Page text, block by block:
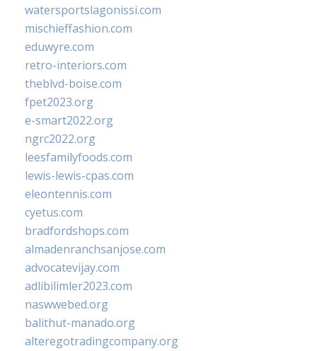
watersportslagonissi.com
mischieffashion.com
eduwyre.com
retro-interiors.com
theblvd-boise.com
fpet2023.org
e-smart2022.org
ngrc2022.org
leesfamilyfoods.com
lewis-lewis-cpas.com
eleontennis.com
cyetus.com
bradfordshops.com
almadenranchsanjose.com
advocatevijay.com
adlibilimler2023.com
naswwebed.org
balithut-manado.org
alteregotradingcompany.org